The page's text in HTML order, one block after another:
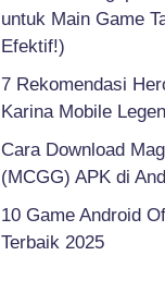
untuk Main Game
Efektif!)
7 Rekomendasi
Karina Mobile
Cara Download
(MCGG) APK di
10 Game Android
Terbaik 2025